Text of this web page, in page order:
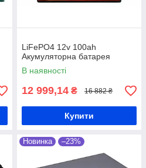
LiFePO4 12v 100ah
Акумуляторна батарея
В наявності
12 999,14 ₴ 16 882 ₴
Купити
Новинка –23%